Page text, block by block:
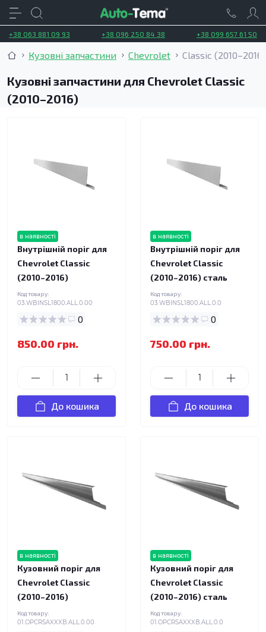
+38 063 881 09 93 +38 096 250 84 38 +38 099 657 61 50
Кузовні запчастини Chevrolet Classic (2010–2016)
Кузовні запчастини для Chevrolet Classic
(2010–2016)
в наявності
Внутрішній поріг для
Chevrolet Classic
(2010–2016)
Код товару:
03.WBINSL1800.ALL.0.00
0
850.00 грн.
До кошика
в наявності
Внутрішній поріг для
Chevrolet Classic
(2010–2016) сталь
Код товару:
03.WBINSL1800.ALL.0.0
0
750.00 грн.
До кошика
в наявності
Кузовний поріг для
Chevrolet Classic
(2010–2016)
Код товару:
01.OPCRSAXXXB.ALL.0.00
в наявності
Кузовний поріг для
Chevrolet Classic
(2010–2016) сталь
Код товару:
01.OPCRSAXXXB.ALL.0.0